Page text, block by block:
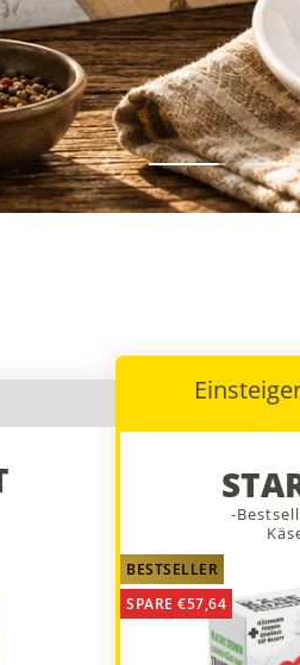
Zur
Slide
Zur
Slide
-
BESTSELLER
SPARE €57,64